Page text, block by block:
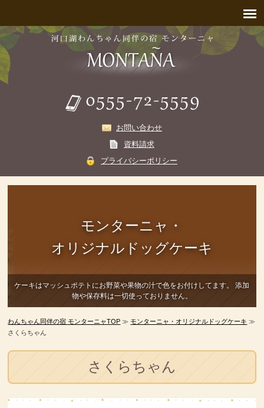
お問い合わせ
資料請求
プライバシーポリシー
モンターニャ・
オリジナルドッグケーキ
ケーキはマッシュポテトにお野菜や果物の汁で色をお付けしてます。
添加
物や保存料は一切使っておりません。
わんちゃん同伴の宿 モンターニャTOP ≫モンターニャ・オリジナルドッグケーキ ≫
さくらちゃん
さくらちゃん